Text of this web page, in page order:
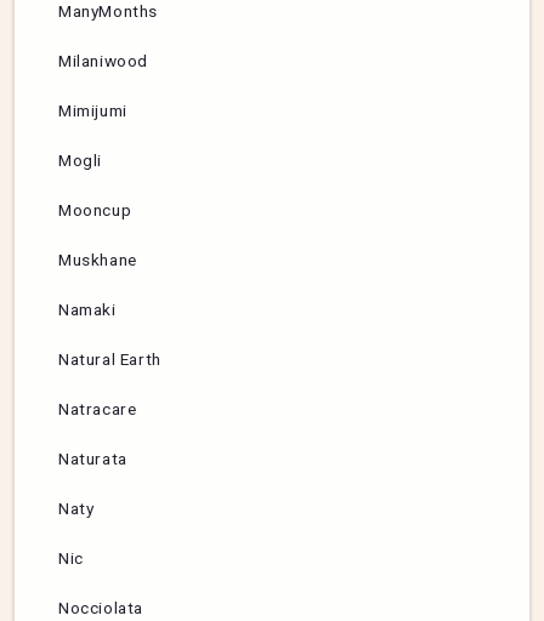
ManyMonths
Milaniwood
Mimijumi
Mogli
Mooncup
Muskhane
Namaki
Natural Earth
Natracare
Naturata
Naty
Nic
Nocciolata